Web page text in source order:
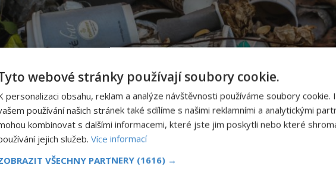
webové stránky používají soubory cookie.
personalizaci obsahu, reklam a analýze návštěvnosti používáme soubory cookie.
používání našich stránek také sdílíme s našimi reklamními a analytickými
kombinovat s dalšími informacemi, které jste jim poskytli nebo které
jejich služeb. Více informací
VŠECHNY PARTNERY (1616) →